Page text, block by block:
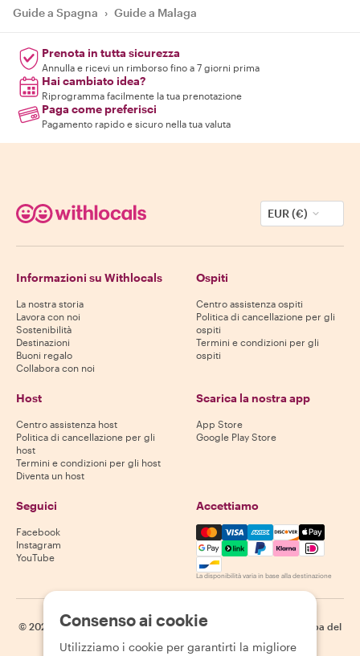
Guide a Spagna › Guide a Malaga
Prenota in tutta sicurezza
Annulla e ricevi un rimborso fino a 7 giorni prima
Hai cambiato idea?
Riprogramma facilmente la tua prenotazione
Paga come preferisci
Pagamento rapido e sicuro nella tua valuta
EUR (€)
Informazioni su Withlocals
La nostra storia
Lavora con noi
Sostenibilità
Destinazioni
Buoni regalo
Collabora con noi
Ospiti
Centro assistenza ospiti
Politica di cancellazione per gli
ospiti
Termini e condizioni per gli
ospiti
Host
Centro assistenza host
Politica di cancellazione per gli
host
Termini e condizioni per gli host
Diventa un host
Scarica la nostra app
App Store
Google Play Store
Seguici
Facebook
Instagram
YouTube
Accettiamo
Mastercard, Visa, Amex,
La disponibilità varia in base alla destinazione
© 2026 Withlocals.com | Informativa sulla privacy
Mappa del
Consenso ai cookie
Utilizziamo i cookie per garantirti la migliore